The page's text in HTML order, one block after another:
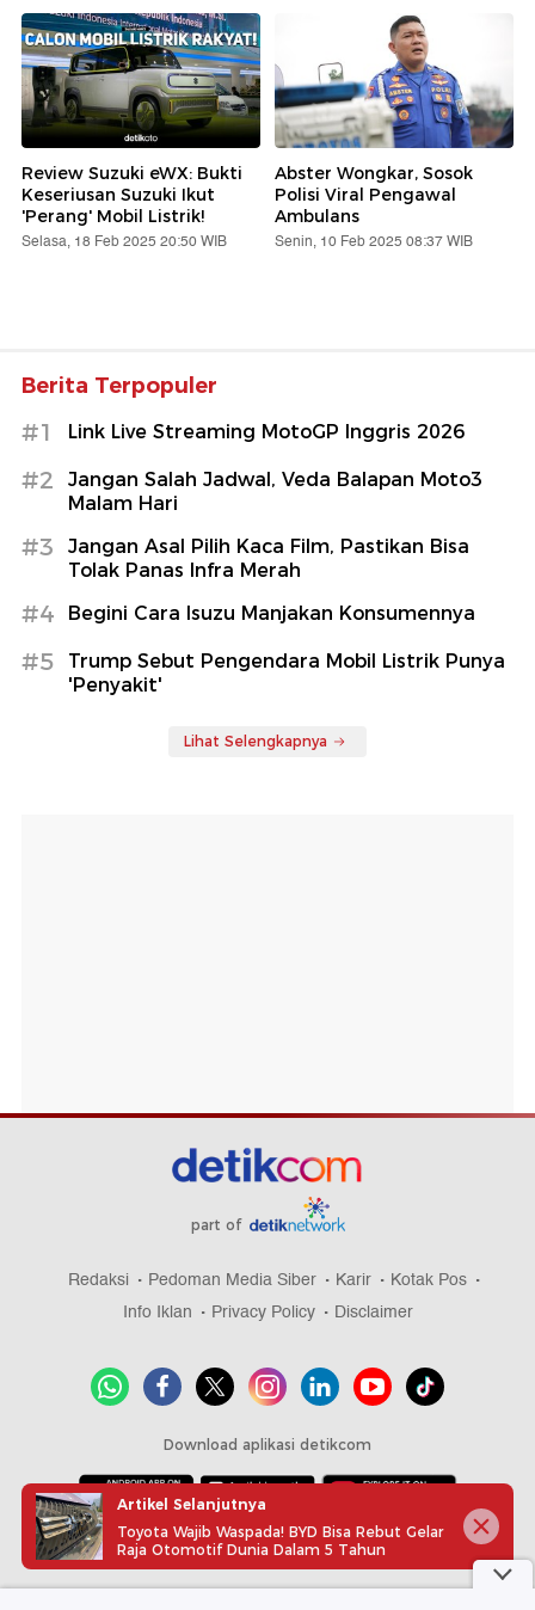
Review Suzuki eWX: Bukti
Keseriusan Suzuki Ikut
'Perang' Mobil Listrik!
Selasa, 18 Feb 2025 20:50 WIB
Abster Wongkar, Sosok
Polisi Viral Pengawal
Ambulans
Senin, 10 Feb 2025 08:37 WIB
Berita Terpopuler
#1 Link Live Streaming MotoGP Inggris 2026
#2
Jangan Salah Jadwal, Veda Balapan Moto3
Malam Hari
#3
Jangan Asal Pilih Kaca Film, Pastikan Bisa
Tolak Panas Infra Merah
#4 Begini Cara Isuzu Manjakan Konsumennya
#5
Trump Sebut Pengendara Mobil Listrik Punya
'Penyakit'
Lihat Selengkapnya
part of
Redaksi Pedoman Media Siber Karir
Kotak Pos
Info Iklan
Privacy Policy Disclaimer
Download aplikasi detikcom
Copyright @ 2026 detikcom, All right reserved
Artikel Selanjutnya
Toyota Wajib Waspada! BYD Bisa Rebut Gelar
Raja Otomotif Dunia Dalam 5 Tahun